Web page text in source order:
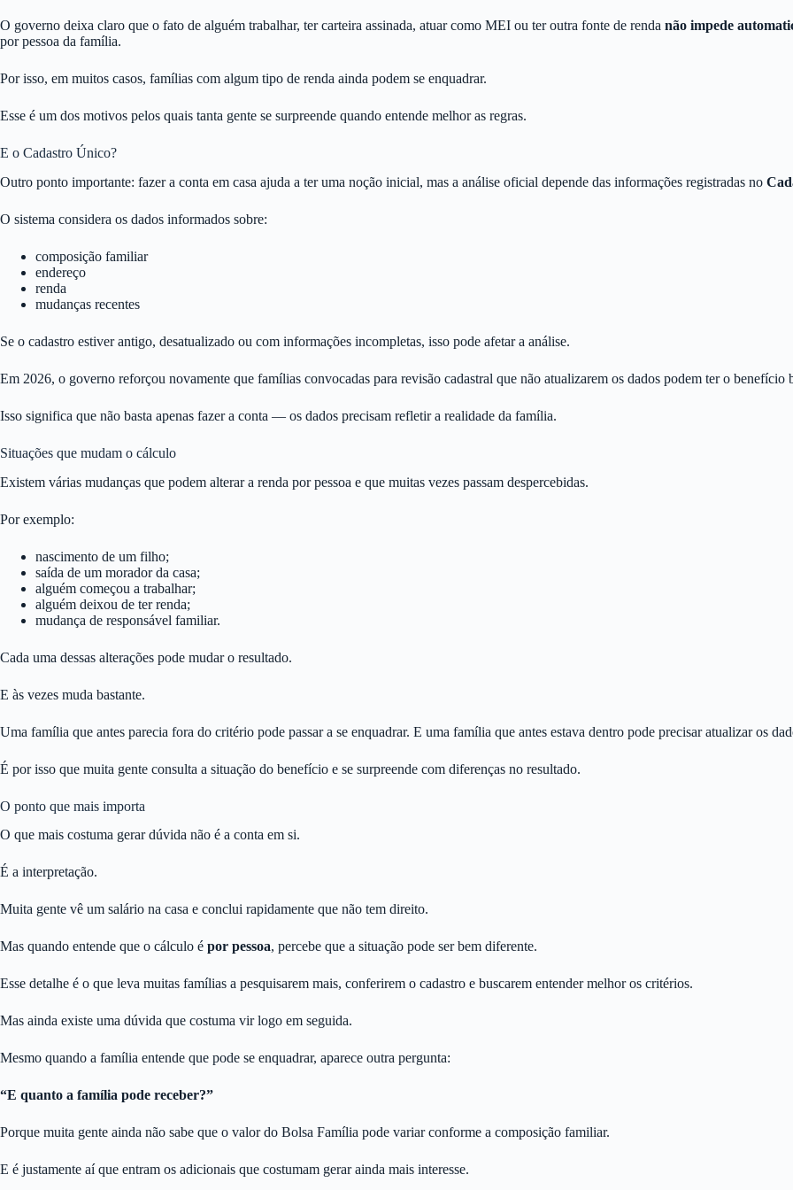
O governo deixa claro que o fato de alguém trabalhar, ter carteira assinada, atuar como MEI ou ter outra fonte de renda não impede
por pessoa da família.
Por isso, em muitos casos, famílias com algum tipo de renda ainda podem se enquadrar.
Esse é um dos motivos pelos quais tanta gente se surpreende quando entende melhor as regras.
E o Cadastro Único?
Outro ponto importante: fazer a conta em casa ajuda a ter uma noção inicial, mas a análise oficial depende das informações registradas no
O sistema considera os dados informados sobre:
composição familiar
endereço
renda
mudanças recentes
Se o cadastro estiver antigo, desatualizado ou com informações incompletas, isso pode afetar a análise.
Em 2026, o governo reforçou novamente que famílias convocadas para revisão cadastral que não atualizarem os dados podem ter o benefício
Isso significa que não basta apenas fazer a conta — os dados precisam refletir a realidade da família.
Situações que mudam o cálculo
Existem várias mudanças que podem alterar a renda por pessoa e que muitas vezes passam despercebidas.
Por exemplo:
nascimento de um filho;
saída de um morador da casa;
alguém começou a trabalhar;
alguém deixou de ter renda;
mudança de responsável familiar.
Cada uma dessas alterações pode mudar o resultado.
E às vezes muda bastante.
Uma família que antes parecia fora do critério pode passar a se enquadrar. E uma família que antes estava dentro pode precisar atualizar os
É por isso que muita gente consulta a situação do benefício e se surpreende com diferenças no resultado.
O ponto que mais importa
O que mais costuma gerar dúvida não é a conta em si.
É a interpretação.
Muita gente vê um salário na casa e conclui rapidamente que não tem direito.
Mas quando entende que o cálculo é por pessoa, percebe que a situação pode ser bem diferente.
Esse detalhe é o que leva muitas famílias a pesquisarem mais, conferirem o cadastro e buscarem entender melhor os critérios.
Mas ainda existe uma dúvida que costuma vir logo em seguida.
Mesmo quando a família entende que pode se enquadrar, aparece outra pergunta:
“E quanto a família pode receber?”
Porque muita gente ainda não sabe que o valor do Bolsa Família pode variar conforme a composição familiar.
E é justamente aí que entram os adicionais que costumam gerar ainda mais interesse.